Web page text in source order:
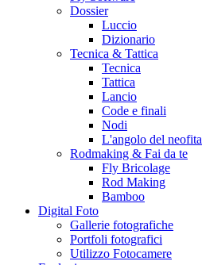
Dossier
Luccio
Dizionario
Tecnica & Tattica
Tecnica
Tattica
Lancio
Code e finali
Nodi
L'angolo del neofita
Rodmaking & Fai da te
Fly Bricolage
Rod Making
Bamboo
Digital Foto
Gallerie fotografiche
Portfoli fotografici
Utilizzo Fotocamere